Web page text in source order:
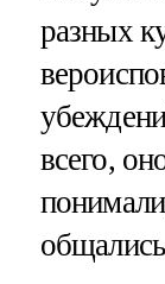
разных
всего,